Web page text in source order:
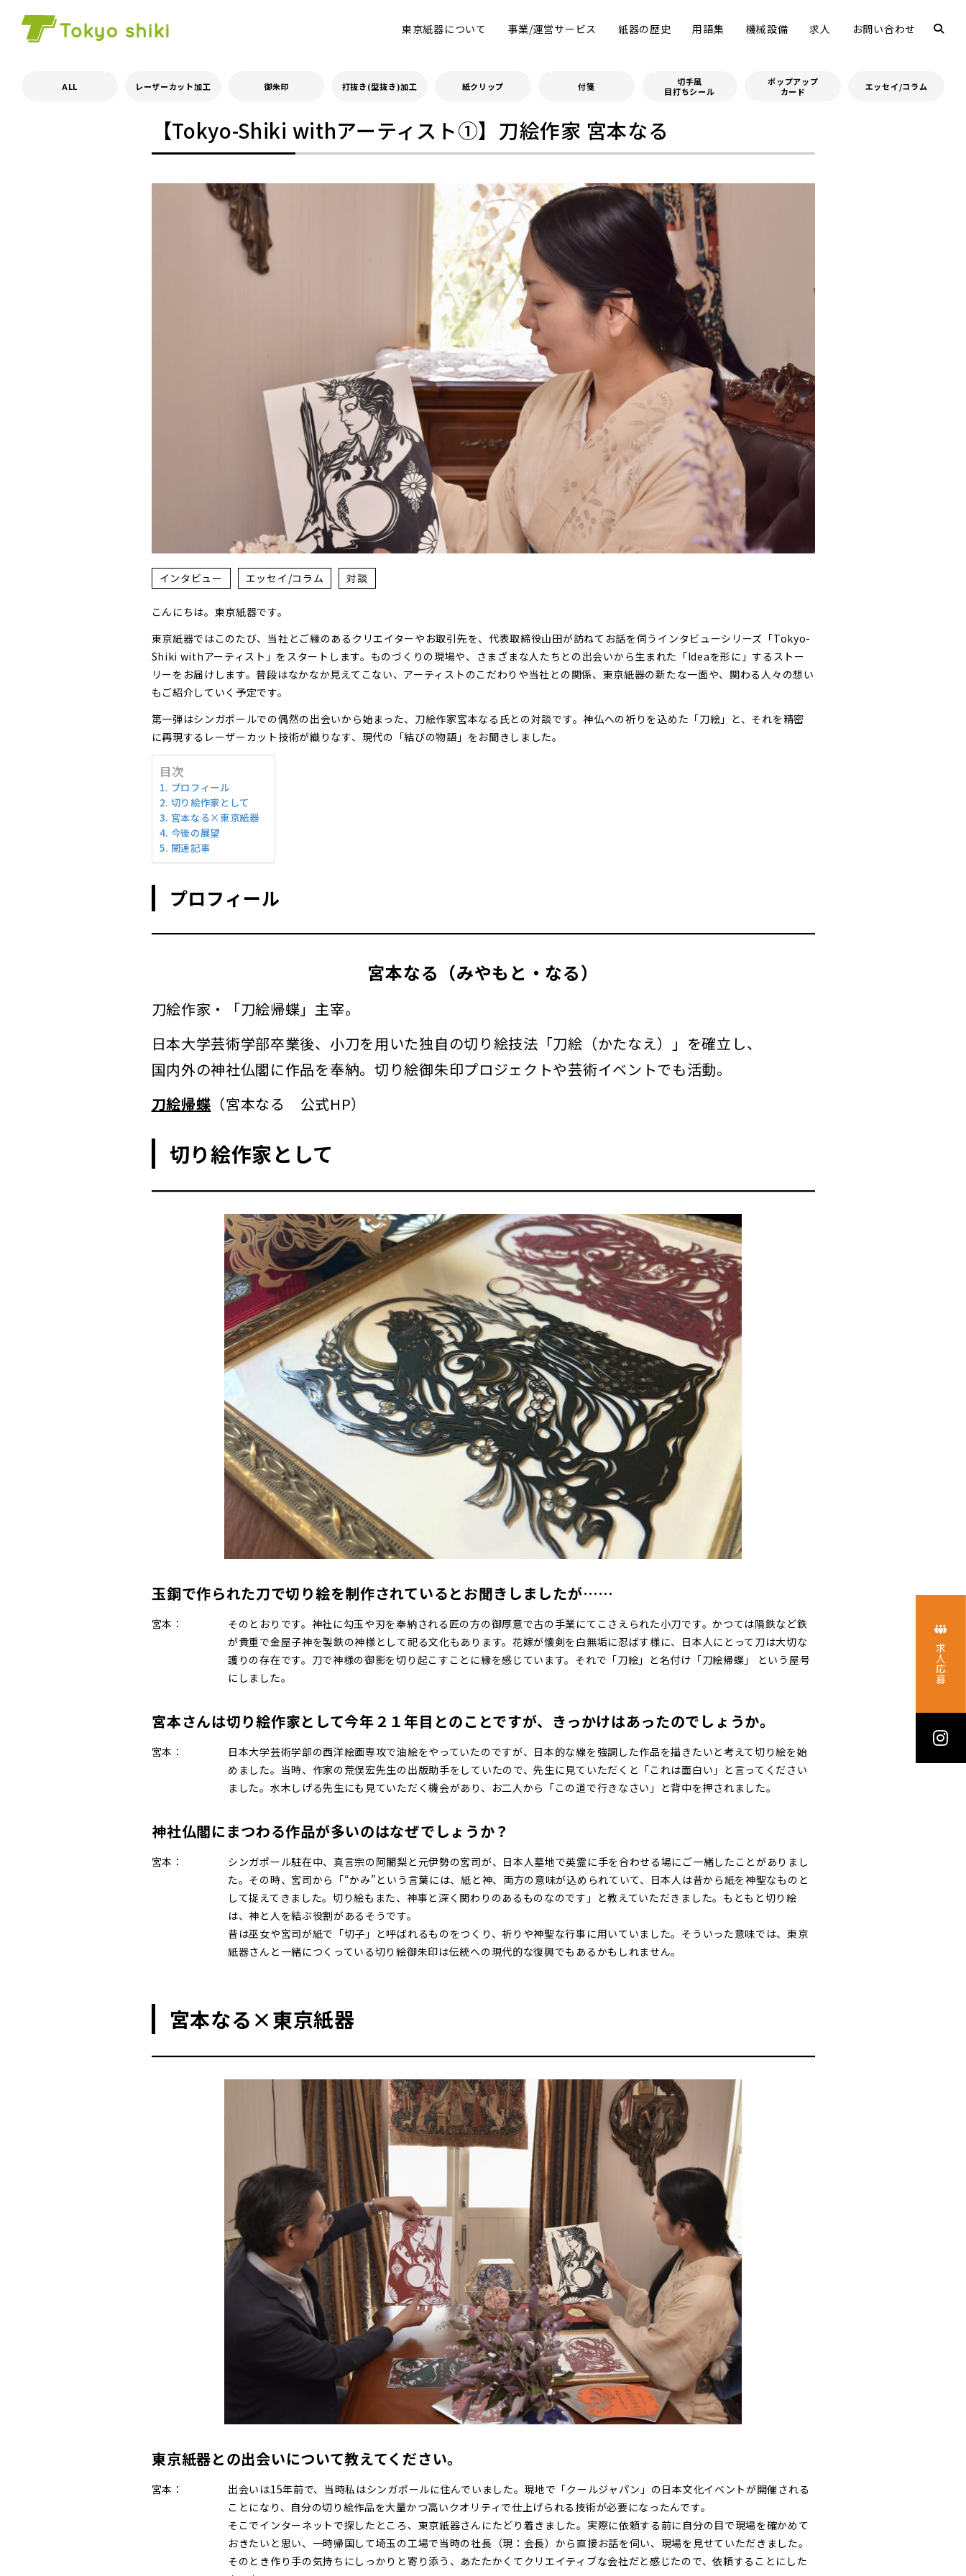
求人応募
東京紙器について 事業/運営サービス 紙器の歴史 用語集 機械設備 求人 お問い合わせ
ALL レーザーカット加工 御朱印 打抜き(型抜き)加工 紙クリップ 付箋
切手風
目打ちシール
ポップアップ
カード
エッセイ/コラム
【Tokyo-Shiki withアーティスト①】刀絵作家 宮本なる
インタビュー エッセイ/コラム 対談
こんにちは。東京紙器です。
東京紙器ではこのたび、当社とご縁のあるクリエイターやお取引先を、代表取締役山田が訪ねてお話を伺うインタビューシリーズ「Tokyo-
Shiki withアーティスト」をスタートします。ものづくりの現場や、さまざまな人たちとの出会いから生まれた「Ideaを形に」するストー
リーをお届けします。普段はなかなか見えてこない、アーティストのこだわりや当社との関係、東京紙器の新たな一面や、関わる人々の想い
もご紹介していく予定です。
第一弾はシンガポールでの偶然の出会いから始まった、刀絵作家宮本なる氏との対談です。神仏への祈りを込めた「刀絵」と、それを精密
に再現するレーザーカット技術が織りなす、現代の「結びの物語」をお聞きしました。
目次
プロフィール
切り絵作家として
宮本なる×東京紙器
今後の展望
関連記事
プロフィール
宮本なる（みやもと・なる）
刀絵作家・「刀絵帰蝶」主宰。
日本大学芸術学部卒業後、小刀を用いた独自の切り絵技法「刀絵（かたなえ）」を確立し、
国内外の神社仏閣に作品を奉納。切り絵御朱印プロジェクトや芸術イベントでも活動。
刀絵帰蝶 （宮本なる 公式HP）
切り絵作家として
――玉鋼で作られた刀で切り絵を制作されているとお聞きしましたが……
宮本：
そのとおりです。神社に勾玉や刃を奉納される匠の方の御厚意で古の手業にてこさえられた小刀です。かつては隕鉄など鉄
が貴重で金屋子神を製鉄の神様として祀る文化もあります。花嫁が懐剣を白無垢に忍ばす様に、日本人にとって刀は大切な
護りの存在です。刀で神様の御影を切り起こすことに縁を感じています。それで「刀絵」と名付け「刀絵帰蝶」 という屋号
にしました。
宮本さんは切り絵作家として今年２１年目とのことですが、きっかけはあったのでしょうか。
宮本：
日本大学芸術学部の西洋絵画専攻で油絵をやっていたのですが、日本的な線を強調した作品を描きたいと考えて切り絵を始
めました。当時、作家の荒俣宏先生の出版助手をしていたので、先生に見ていただくと「これは面白い」と言ってください
ました。水木しげる先生にも見ていただく機会があり、お二人から「この道で行きなさい」と背中を押されました。
――神社仏閣にまつわる作品が多いのはなぜでしょうか？
宮本：
シンガポール駐在中、真言宗の阿闍梨と元伊勢の宮司が、日本人墓地で英霊に手を合わせる場にご一緒したことがありまし
た。その時、宮司から「“かみ”という言葉には、紙と神、両方の意味が込められていて、日本人は昔から紙を神聖なものと
して捉えてきました。切り絵もまた、神事と深く関わりのあるものなのです」と教えていただきました。もともと切り絵
は、神と人を結ぶ役割があるそうです。
昔は巫女や宮司が紙で「切子」と呼ばれるものをつくり、祈りや神聖な行事に用いていました。そういった意味では、東京
紙器さんと一緒につくっている切り絵御朱印は伝統への現代的な復興でもあるかもしれません。
宮本なる×東京紙器
東京紙器との出会いについて教えてください。
宮本：
出会いは15年前で、当時私はシンガポールに住んでいました。現地で「クールジャパン」の日本文化イベントが開催される
ことになり、自分の切り絵作品を大量かつ高いクオリティで仕上げられる技術が必要になったんです。
そこでインターネットで探したところ、東京紙器さんにたどり着きました。実際に依頼する前に自分の目で現場を確かめて
おきたいと思い、一時帰国して埼玉の工場で当時の社長（現：会長）から直接お話を伺い、現場を見せていただきました。
そのとき作り手の気持ちにしっかりと寄り添う、あたたかくてクリエイティブな会社だと感じたので、依頼することにした